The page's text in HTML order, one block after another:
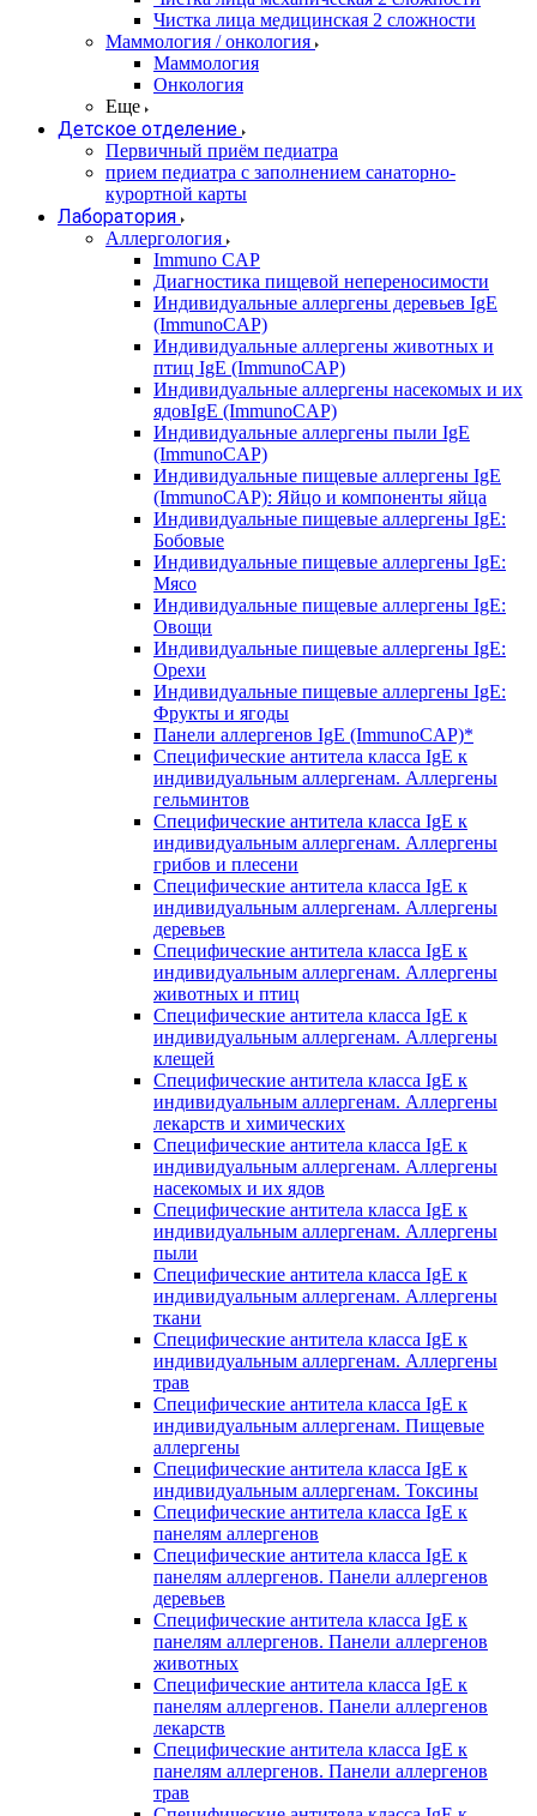
Чистка лица медицинская 2 сложности
Маммология / онкология
Маммология
Онкология
Еще
Детское отделение
Первичный приём педиатра
прием педиатра с заполнением санаторно-
курортной карты
Лаборатория
Аллергология
Immuno CAP
Диагностика пищевой непереносимости
Индивидуальные аллергены деревьев IgE
(ImmunoCAP)
Индивидуальные аллергены животных и
птиц IgE (ImmunoCAP)
Индивидуальные аллергены насекомых и их
ядовIgE (ImmunoCAP)
Индивидуальные аллергены пыли IgE
(ImmunoCAP)
Индивидуальные пищевые аллергены IgE
(ImmunoCAP): Яйцо и компоненты яйца
Индивидуальные пищевые аллергены IgE:
Бобовые
Индивидуальные пищевые аллергены IgE:
Мясо
Индивидуальные пищевые аллергены IgE:
Овощи
Индивидуальные пищевые аллергены IgE:
Орехи
Индивидуальные пищевые аллергены IgE:
Фрукты и ягоды
Панели аллергенов IgE (ImmunoCAP)*
Специфические антитела класса IgE к
индивидуальным аллергенам. Аллергены
гельминтов
Специфические антитела класса IgE к
индивидуальным аллергенам. Аллергены
грибов и плесени
Специфические антитела класса IgE к
индивидуальным аллергенам. Аллергены
деревьев
Специфические антитела класса IgE к
индивидуальным аллергенам. Аллергены
животных и птиц
Специфические антитела класса IgE к
индивидуальным аллергенам. Аллергены
клещей
Специфические антитела класса IgE к
индивидуальным аллергенам. Аллергены
лекарств и химических
Специфические антитела класса IgE к
индивидуальным аллергенам. Аллергены
насекомых и их ядов
Специфические антитела класса IgE к
индивидуальным аллергенам. Аллергены
пыли
Специфические антитела класса IgE к
индивидуальным аллергенам. Аллергены
ткани
Специфические антитела класса IgE к
индивидуальным аллергенам. Аллергены
трав
Специфические антитела класса IgE к
индивидуальным аллергенам. Пищевые
аллергены
Специфические антитела класса IgE к
индивидуальным аллергенам. Токсины
Специфические антитела класса IgE к
панелям аллергенов
Специфические антитела класса IgE к
панелям аллергенов. Панели аллергенов
деревьев
Специфические антитела класса IgE к
панелям аллергенов. Панели аллергенов
животных
Специфические антитела класса IgE к
панелям аллергенов. Панели аллергенов
лекарств
Специфические антитела класса IgE к
панелям аллергенов. Панели аллергенов
трав